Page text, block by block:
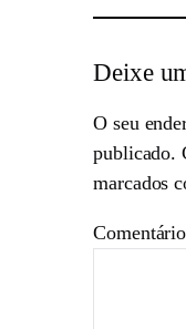
Deixe
O seu
publicado.
marcados
Comentário